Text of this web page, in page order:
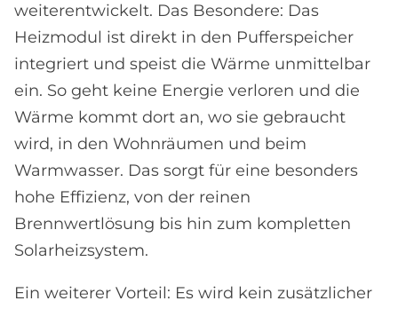
weiterentwickelt. Das Besondere: Das
Heizmodul ist direkt in den Pufferspeicher
integriert und speist die Wärme unmittelbar
ein. So geht keine Energie verloren und die
Wärme kommt dort an, wo sie gebraucht
wird, in den Wohnräumen und beim
Warmwasser. Das sorgt für eine besonders
hohe Effizienz, von der reinen
Brennwertlösung bis hin zum kompletten
Solarheizsystem.
Ein weiterer Vorteil: Es wird kein zusätzlicher